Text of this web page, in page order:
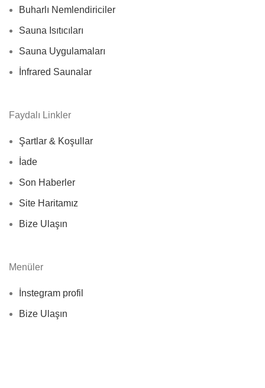
Buharlı Nemlendiriciler
Sauna Isıtıcıları
Sauna Uygulamaları
İnfrared Saunalar
Faydalı Linkler
Şartlar & Koşullar
İade
Son Haberler
Site Haritamız
Bize Ulaşın
Menüler
İnstegram profil
Bize Ulaşın